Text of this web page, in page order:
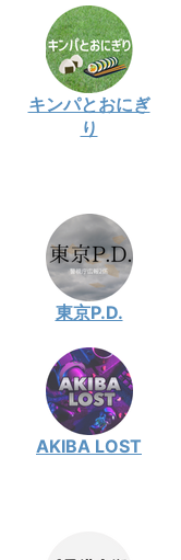
キンパとおにぎ
り
東京P.D.
AKIBA LOST